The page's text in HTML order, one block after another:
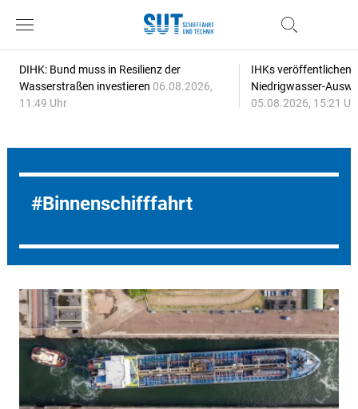
DIHK: Bund muss in Resilienz der
Wasserstraßen investieren 06.08.2026,
11:49 Uhr
IHKs veröffentlichen
Niedrigwasser-
05.08.2026, 15:21
Binnenschifffahrt